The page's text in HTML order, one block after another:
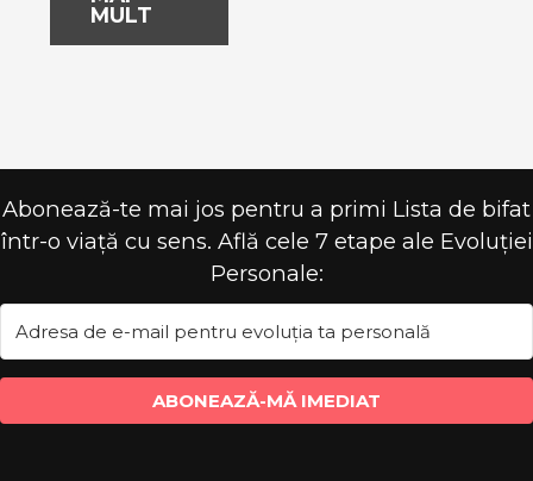
MULT
Abonează-te mai jos pentru a primi Lista de bifat
într-o viață cu sens. Află cele 7 etape ale Evoluției
Personale:
ABONEAZĂ-MĂ IMEDIAT